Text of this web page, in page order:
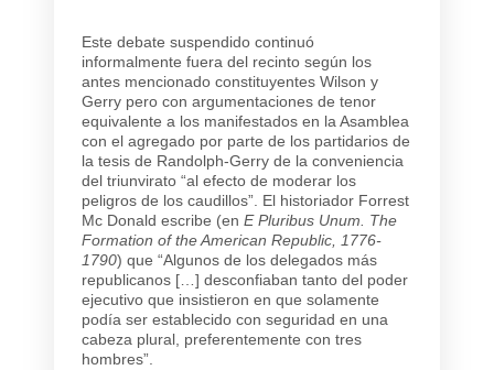
Este debate suspendido continuó
informalmente fuera del recinto según los
antes mencionado constituyentes Wilson y
Gerry pero con argumentaciones de tenor
equivalente a los manifestados en la Asamblea
con el agregado por parte de los partidarios de
la tesis de Randolph-Gerry de la conveniencia
del triunvirato “al efecto de moderar los
peligros de los caudillos”. El historiador Forrest
Mc Donald escribe (en E Pluribus Unum. The
Formation of the American Republic, 1776-
1790) que “Algunos de los delegados más
republicanos […] desconfiaban tanto del poder
ejecutivo que insistieron en que solamente
podía ser establecido con seguridad en una
cabeza plural, preferentemente con tres
hombres”.